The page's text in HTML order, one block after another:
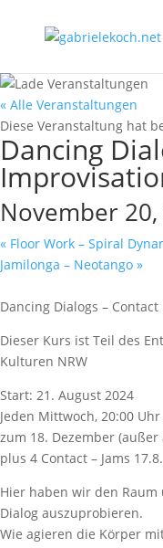
« Alle Veranstaltungen
Diese Veranstaltung hat
Dancing
November 20,
« Floor Work – Spiral
Jamilonga – Neotango »
Dancing Dialogs –
Dieser Kurs ist Teil des
Kulturen NRW
Start: 21. August 2024
Jeden Mittwoch, 20:00
zum 18. Dezember
plus 4 Contact – Jams
Hier haben wir den
Dialog auszuprobieren.
Wie agieren die Körper